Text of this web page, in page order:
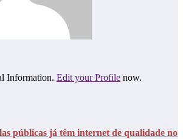
Information. Edit your Profile now.
públicas já têm internet de qualidade no